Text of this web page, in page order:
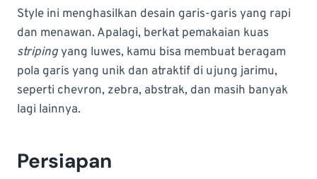
Style ini menghasilkan desain garis-garis yang rapi
dan menawan. Apalagi, berkat pemakaian kuas
stripingyang luwes, kamu bisa membuat beragam
pola garis yang unik dan atraktif di ujung jarimu,
seperti chevron, zebra, abstrak, dan masih banyak
lagi lainnya.
Persiapan